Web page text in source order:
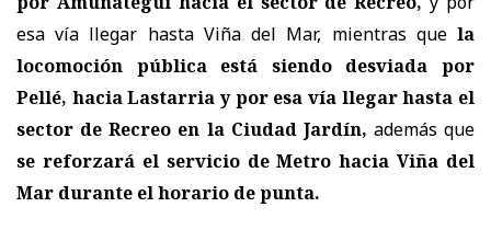
esa vía llegar hasta Viña del Mar, mientras quela
locomoción pública está siendo desviada por
Pellé, hacia Lastarria y por esa vía llegar hasta el
sector de Recreo en la Ciudad Jardín, además que
se reforzará el servicio de Metro hacia Viña del
Mar durante el horario de punta.